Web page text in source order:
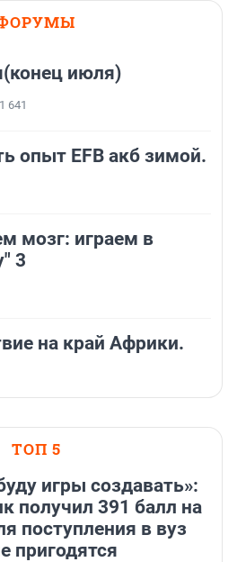
июля)
1 641
опыт EFB акб зимой.
мозг: играем в
3
на край Африки.
ТОП 5
игры создавать»:
получил 391 балл на
поступления в вуз
пригодятся